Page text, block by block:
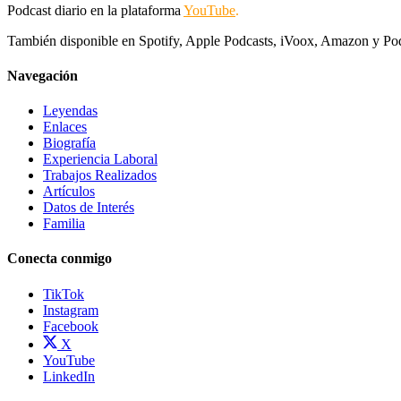
Podcast diario en la plataforma YouTube.
También disponible en Spotify, Apple Podcasts, iVoox, Amazon y
Navegación
Leyendas
Enlaces
Biografía
Experiencia Laboral
Trabajos Realizados
Artículos
Datos de Interés
Familia
Conecta conmigo
TikTok
Instagram
Facebook
X
YouTube
LinkedIn